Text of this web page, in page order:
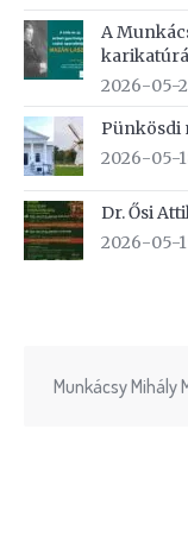
A
2026-05-
Pünkösdi
2026-05-
Dr. Ősi
2026-05-
Munkácsy Mihály